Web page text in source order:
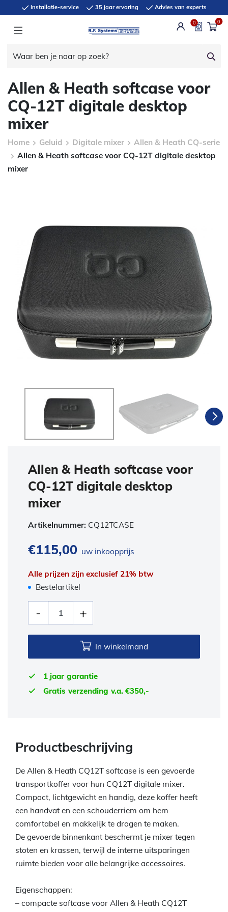
Installatie-service 35 jaar ervaring Advies van experts
0 0
Allen & Heath softcase voor
CQ-12T digitale desktop
mixer
Home Geluid Digitale mixer
Allen & Heath CQ-serie
Allen & Heath softcase voor CQ-12T digitale desktop
mixer
Allen & Heath softcase voor
CQ-12T digitale desktop
mixer
Artikelnummer: CQ12TCASE
€115,00 uw inkoopprijs
Alle prijzen zijn exclusief 21% btw
Bestelartikel
In winkelmand
1 jaar garantie
Gratis verzending v.a. €350,-
Productbeschrijving
De Allen & Heath CQ12T softcase is een gevoerde
transportkoffer voor hun CQ12T digitale mixer.
Compact, lichtgewicht en handig, deze koffer heeft
een handvat en een schouderriem om hem
comfortabel en makkelijk te dragen te maken.
De gevoerde binnenkant beschermt je mixer tegen
stoten en krassen, terwijl de interne uitsparingen
ruimte bieden voor alle belangrijke accessoires.
Eigenschappen:
– compacte softcase voor Allen & Heath CQ12T